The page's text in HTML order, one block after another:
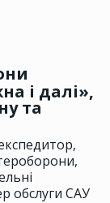
і далі»,
та
обслуги САУ